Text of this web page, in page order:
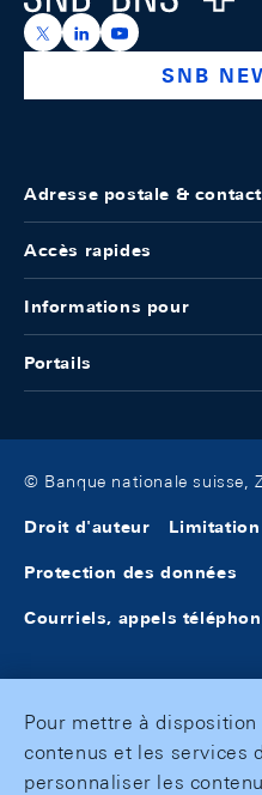
https://x.com/snb_bns
https://https://
SNB
Adresse postale & contact
Accès rapides
Informations pour
Portails
© Banque nationale suisse,
Droit d'auteur
Protection des données
Courriels, appels
Pour mettre à
contenus et les services
personnaliser les